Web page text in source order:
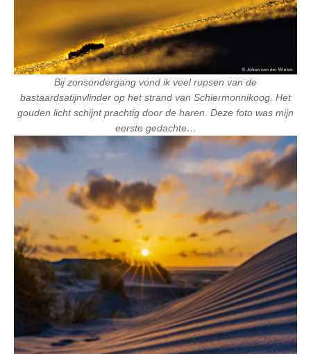
Bij zonsondergang vond ik veel rupsen van de
bastaardsatijnvlinder op het strand van Schiermonnikoog. Het
gouden licht schijnt prachtig door de haren. Deze foto was mijn
eerste gedachte…